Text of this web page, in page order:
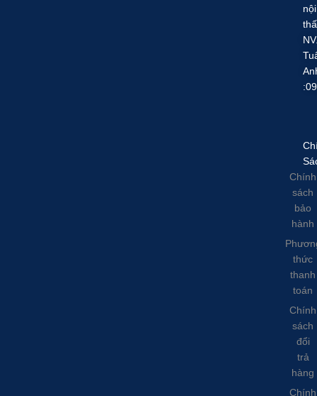
nội
Chính
sách
bảo
hành
thức
thanh
toán
Chính
sách
đổi
trả
hàng
Chính